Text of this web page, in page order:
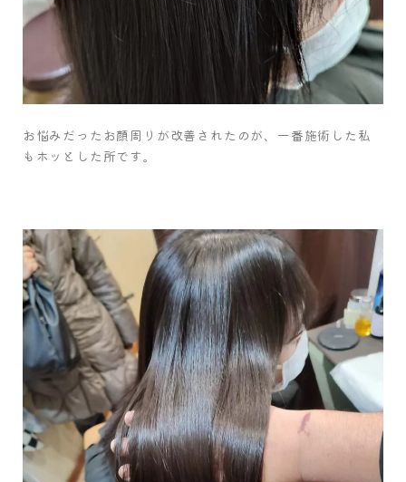
お悩みだったお顔周りが改善されたのが、一番施術した私
もホッとした所です。